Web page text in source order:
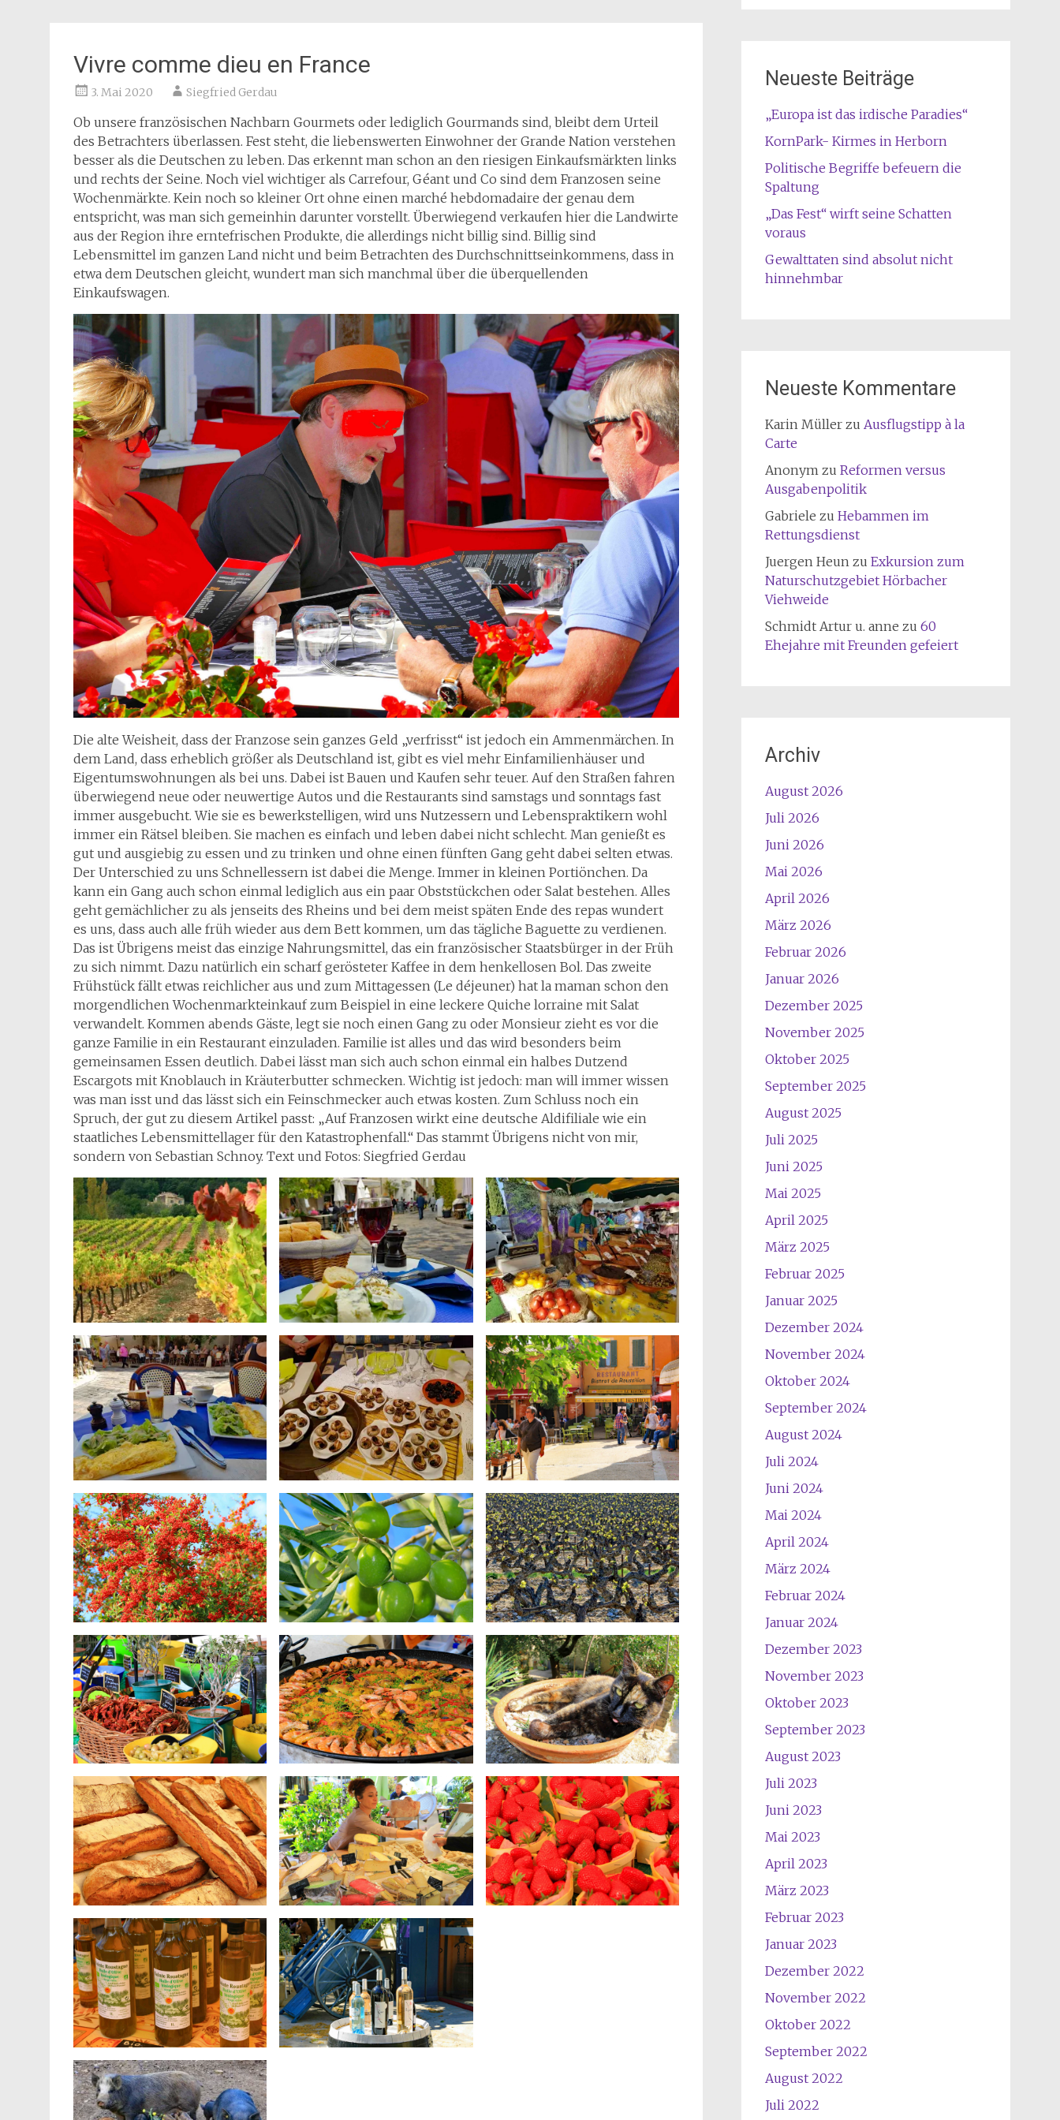
Vivre comme dieu en France
3. Mai 2020 Siegfried Gerdau
Ob unsere französischen Nachbarn Gourmets oder lediglich Gourmands sind, bleibt dem Urteil
des Betrachters überlassen. Fest steht, die liebenswerten Einwohner der Grande Nation verstehen
besser als die Deutschen zu leben. Das erkennt man schon an den riesigen Einkaufsmärkten links
und rechts der Seine. Noch viel wichtiger als Carrefour, Géant und Co sind dem Franzosen seine
Wochenmärkte. Kein noch so kleiner Ort ohne einen marché hebdomadaire der genau dem
entspricht, was man sich gemeinhin darunter vorstellt. Überwiegend verkaufen hier die Landwirte
aus der Region ihre erntefrischen Produkte, die allerdings nicht billig sind. Billig sind
Lebensmittel im ganzen Land nicht und beim Betrachten des Durchschnittseinkommens, dass in
etwa dem Deutschen gleicht, wundert man sich manchmal über die überquellenden
Einkaufswagen.
Die alte Weisheit, dass der Franzose sein ganzes Geld „verfrisst“ ist jedoch ein Ammenmärchen. In
dem Land, dass erheblich größer als Deutschland ist, gibt es viel mehr Einfamilienhäuser und
Eigentumswohnungen als bei uns. Dabei ist Bauen und Kaufen sehr teuer. Auf den Straßen fahren
überwiegend neue oder neuwertige Autos und die Restaurants sind samstags und sonntags fast
immer ausgebucht. Wie sie es bewerkstelligen, wird uns Nutzessern und Lebenspraktikern wohl
immer ein Rätsel bleiben. Sie machen es einfach und leben dabei nicht schlecht. Man genießt es
gut und ausgiebig zu essen und zu trinken und ohne einen fünften Gang geht dabei selten etwas.
Der Unterschied zu uns Schnellessern ist dabei die Menge. Immer in kleinen Portiönchen. Da
kann ein Gang auch schon einmal lediglich aus ein paar Obststückchen oder Salat bestehen. Alles
geht gemächlicher zu als jenseits des Rheins und bei dem meist späten Ende des repas wundert
es uns, dass auch alle früh wieder aus dem Bett kommen, um das tägliche Baguette zu verdienen.
Das ist Übrigens meist das einzige Nahrungsmittel, das ein französischer Staatsbürger in der Früh
zu sich nimmt. Dazu natürlich ein scharf gerösteter Kaffee in dem henkellosen Bol. Das zweite
Frühstück fällt etwas reichlicher aus und zum Mittagessen (Le déjeuner) hat la maman schon den
morgendlichen Wochenmarkteinkauf zum Beispiel in eine leckere Quiche lorraine mit Salat
verwandelt. Kommen abends Gäste, legt sie noch einen Gang zu oder Monsieur zieht es vor die
ganze Familie in ein Restaurant einzuladen. Familie ist alles und das wird besonders beim
gemeinsamen Essen deutlich. Dabei lässt man sich auch schon einmal ein halbes Dutzend
Escargots mit Knoblauch in Kräuterbutter schmecken. Wichtig ist jedoch: man will immer wissen
was man isst und das lässt sich ein Feinschmecker auch etwas kosten. Zum Schluss noch ein
Spruch, der gut zu diesem Artikel passt: „Auf Franzosen wirkt eine deutsche Aldifiliale wie ein
staatliches Lebensmittellager für den Katastrophenfall.“ Das stammt Übrigens nicht von mir,
sondern von Sebastian Schnoy. Text und Fotos: Siegfried Gerdau
Neueste Beiträge
„Europa ist das irdische Paradies“
KornPark- Kirmes in Herborn
Politische Begriffe befeuern die
Spaltung
„Das Fest“ wirft seine Schatten
voraus
Gewalttaten sind absolut nicht
hinnehmbar
Neueste Kommentare
Karin Müllerzu Ausflugstipp à la
Carte
Anonymzu Reformen versus
Ausgabenpolitik
Gabriele zu Hebammen im
Rettungsdienst
Juergen Heunzu Exkursion zum
Naturschutzgebiet Hörbacher
Viehweide
Schmidt Artur u. anne zu 60
Ehejahre mit Freunden gefeiert
Archiv
August 2026
Juli 2026
Juni 2026
Mai 2026
April 2026
März 2026
Februar 2026
Januar 2026
Dezember 2025
November 2025
Oktober 2025
September 2025
August 2025
Juli 2025
Juni 2025
Mai 2025
April 2025
März 2025
Februar 2025
Januar 2025
Dezember 2024
November 2024
Oktober 2024
September 2024
August 2024
Juli 2024
Juni 2024
Mai 2024
April 2024
März 2024
Februar 2024
Januar 2024
Dezember 2023
November 2023
Oktober 2023
September 2023
August 2023
Juli 2023
Juni 2023
Mai 2023
April 2023
März 2023
Februar 2023
Januar 2023
Dezember 2022
November 2022
Oktober 2022
September 2022
August 2022
Juli 2022